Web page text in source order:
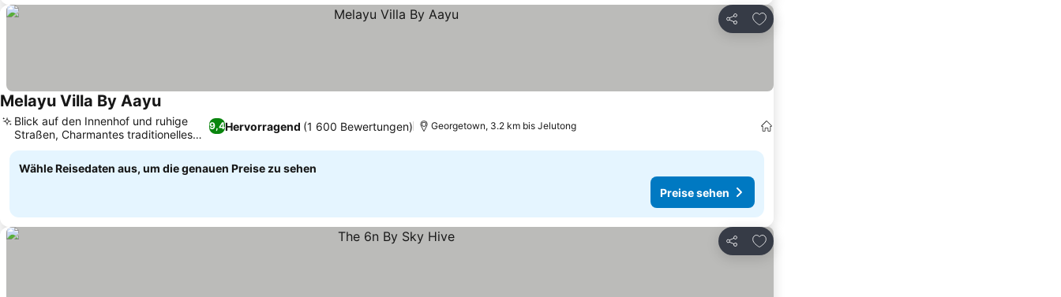
Teilen
Zu Favoriten hinzufügen
Melayu Villa By AayuPreise sehen
9,4Hervorragend (1 600 Bewertungen)
Blick auf den Innenhof und ruhige
Straßen, Charmantes traditionelles
Gästehaus-Design
Georgetown, 3.2 km bis Jelutong
Wähle Reisedaten aus, um die genauen Preise zu sehen
Preise sehen
Teilen
Zu Favoriten hinzufügen